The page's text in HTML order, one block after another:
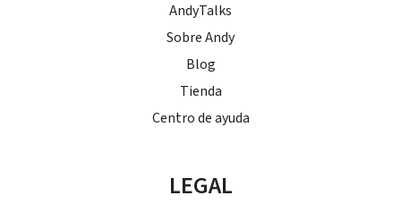
AndyTalks
Sobre Andy
Blog
Tienda
Centro de ayuda
LEGAL